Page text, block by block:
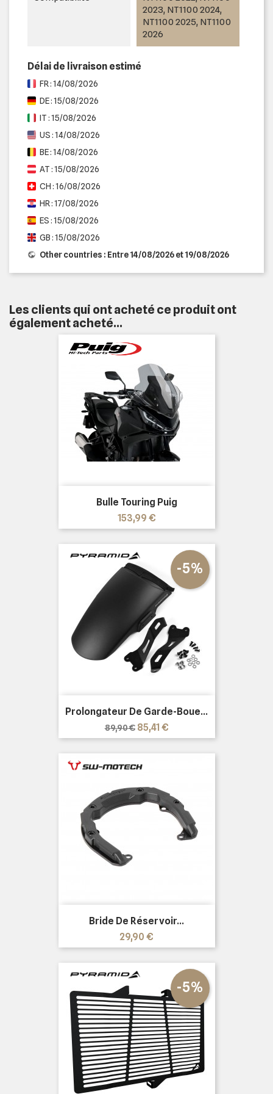
2023, NT1100 2024,
NT1100 2025, NT1100
2026
Délai de livraison estimé
FR : 14/08/2026
DE : 15/08/2026
IT : 15/08/2026
US : 14/08/2026
BE : 14/08/2026
AT : 15/08/2026
CH : 16/08/2026
HR : 17/08/2026
ES : 15/08/2026
GB : 15/08/2026
Other countries : Entre 14/08/2026 et 19/08/2026
Les clients qui ont acheté ce produit ont
également acheté...
Bulle Touring Puig
Prix
153,99 €
Prolongateur De Garde-Boue...
Prix
de
base
89,90 €
-5%
Prix
85,41 €
Bride De Réservoir...
Prix
29,90 €
-5%